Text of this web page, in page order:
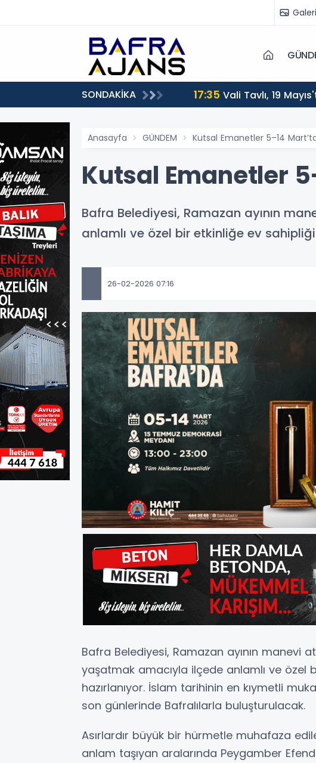
Galeri
SONDAKİKA 17:35 Vali Tavlı, 19
Anasayfa GÜNDEM Kutsal Emanetler 5–14
Kutsal Emanetler
Bafra Belediyesi, Ramazan ayının
anlamlı ve özel bir etkinliğe ev
26-02-2026 07:16
Bafra Belediyesi, Ramazan ayının
yaşatmak amacıyla ilçede anlamlı ve
hazırlanıyor. İslam tarihinin en kıymetli
son günlerinde Bafralılarla buluşturulacak.
Asırlardır büyük bir hürmetle muhafaza
anlam taşıyan aralarında Peygamber